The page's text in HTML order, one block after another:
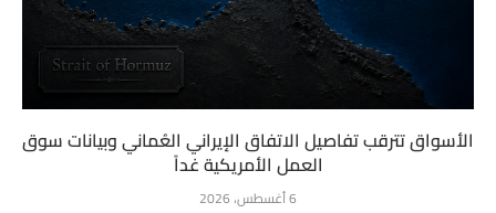
الأسواق تترقب تفاصيل الاتفاق الإيراني العُماني وبيانات سوق
العمل الأمريكية غداً
6 أغسطس، 2026